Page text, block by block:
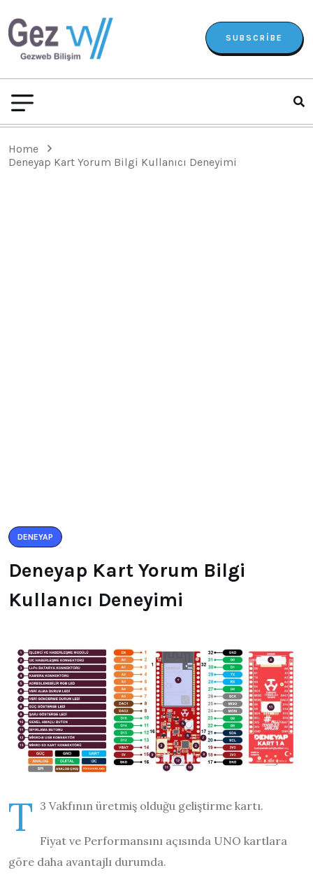
SUBSCRIBE
Home
Deneyap Kart Yorum Bilgi Kullanıcı Deneyimi
DENEYAP
Deneyap Kart Yorum Bilgi
Kullanıcı Deneyimi
T 3 Vakfının üretmiş olduğu geliştirme kartı.
Fiyat ve Performansını açısında UNO kartlara
göre daha avantajlı durumda.